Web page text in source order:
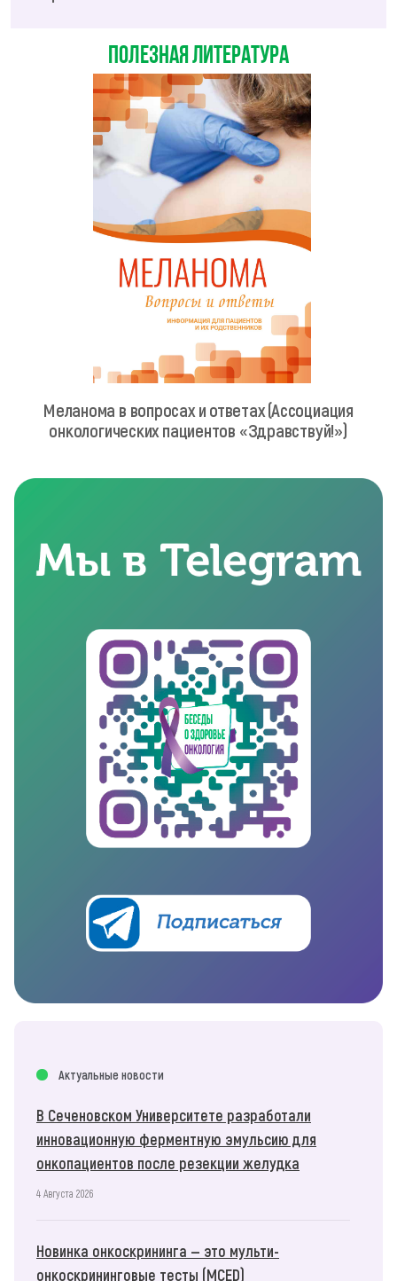
ПОЛЕЗНАЯ ЛИТЕРАТУРА
Меланома в вопросах и ответах (Ассоциация
онкологических пациентов «Здравствуй!»)
Актуальные новости
В Сеченовском Университете разработали
инновационную ферментную эмульсию для
онкопациентов после резекции желудка
4 Августа 2026
Новинка онкоскрининга — это мульти-
онкоскрининговые тесты (MCED)